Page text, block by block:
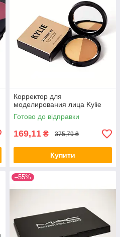
MeNow (4 відтінки)
відтінку. М'яка фактура
забиває пори, виглядає на
природно.
Beverly Hills Glow Kit
бронзаторів має 6
Корректор для
моделирования лица Kylie
Готово до відправки
169,11 ₴ 375,79 ₴
Купити
–55%